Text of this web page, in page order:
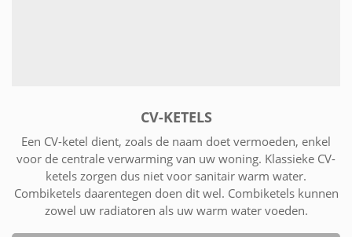
CV-KETELS
Een CV-ketel dient, zoals de naam doet vermoeden, enkel
voor de centrale verwarming van uw woning. Klassieke CV-
ketels zorgen dus niet voor sanitair warm water.
Combiketels daarentegen doen dit wel. Combiketels kunnen
zowel uw radiatoren als uw warm water voeden.